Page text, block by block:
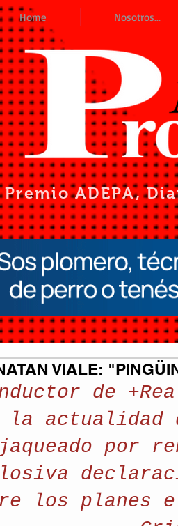
Home Nosotros...
Premio ADEPA,
VIALE:
de
la actualidad
jaqueado por
los planes